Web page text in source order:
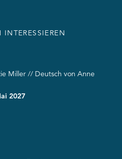
Miller // Deutsch von Anne
2027